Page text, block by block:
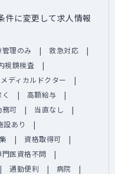
件に変更して求人情報
管理のみ
救急対応
視鏡検査
メディカルドクター
高額給与
務可
当直なし
設あり
資格取得可
門医資格不問
通勤便利
病院